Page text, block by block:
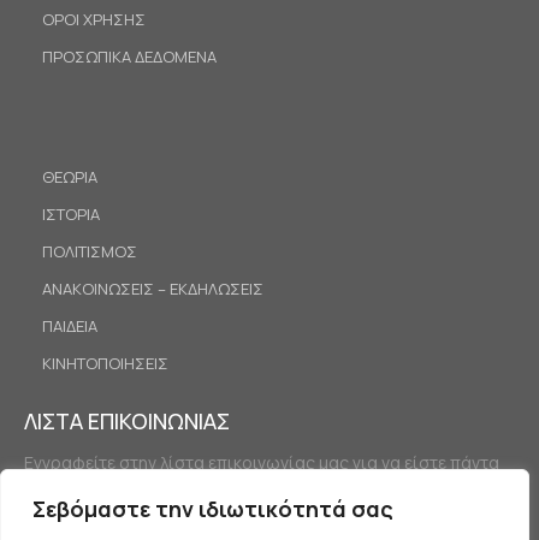
Σεβόμαστε την ιδιωτικότητά σας
ΟΡΟΙ ΧΡΗΣΗΣ
ΠΡΟΣΩΠΙΚΑ ΔΕΔΟΜΕΝΑ
ΘΕΩΡΙΑ
ΙΣΤΟΡΙΑ
ΠΟΛΙΤΙΣΜΟΣ
ΑΝΑΚΟΙΝΩΣΕΙΣ – ΕΚΔΗΛΩΣΕΙΣ
ΠΑΙΔΕΙΑ
ΚΙΝΗΤΟΠΟΙΗΣΕΙΣ
ΛΙΣΤΑ ΕΠΙΚΟΙΝΩΝΙΑΣ
Εγγραφείτε στην λίστα επικοινωνίας μας για να είστε πάντα